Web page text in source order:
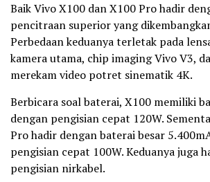
Baik Vivo X100 dan X100 Pro hadir
pencitraan superior yang
Perbedaan keduanya terletak pada
kamera utama, chip imaging Vivo V3,
merekam video potret sinematik 4K.
Berbicara soal baterai, X100 memiliki
dengan pengisian cepat 120W.
Pro hadir dengan baterai besar
pengisian cepat 100W. Keduanya juga
pengisian nirkabel.